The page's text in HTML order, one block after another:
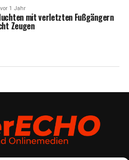
vor 1 Jahr
mit ver­letz­ten Fuß­gän­gern
Zeugen